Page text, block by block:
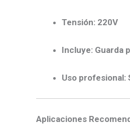
Tensión: 220V
Incluye: Guarda
Uso profesional:
Aplicaciones